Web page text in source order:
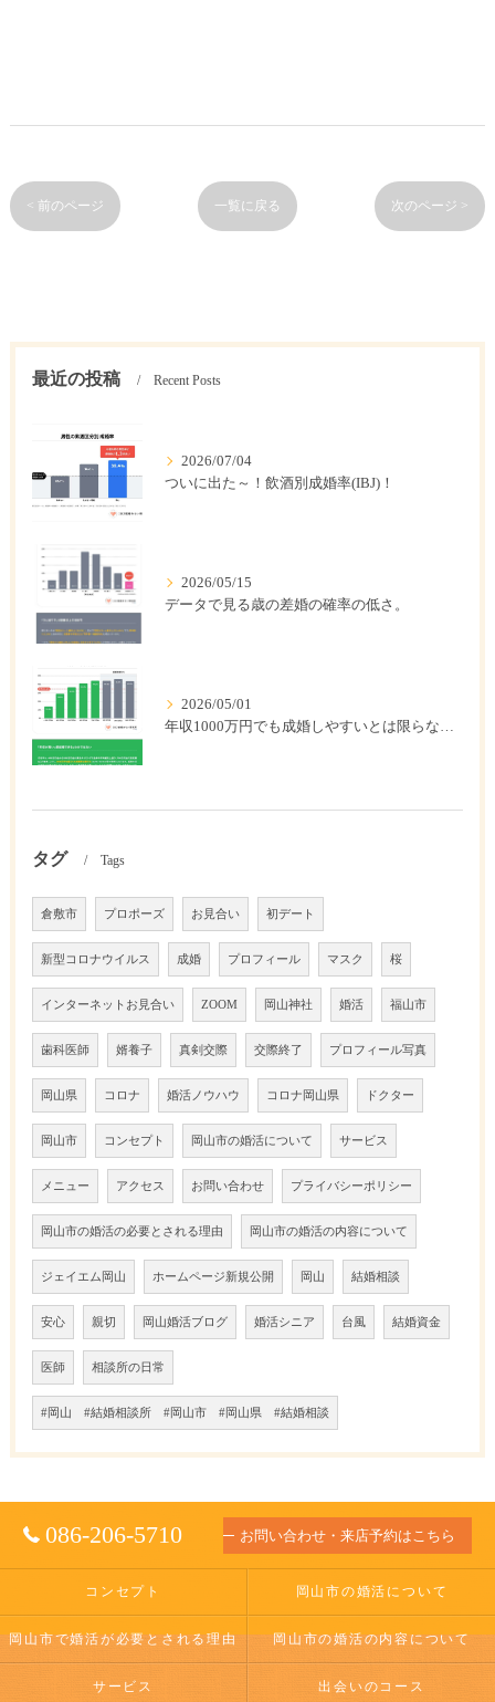
< 前のページ 一覧に戻る 次のページ >
最近の投稿 Recent Posts
2026/07/04
ついに出た～！飲酒別成婚率(IBJ)！
2026/05/15
データで見る歳の差婚の確率の低さ。
2026/05/01
年収1000万円でも成婚しやすいとは限らない? 「年収帯別の成婚率」のリアル
タグ Tags
倉敷市 プロポーズ お見合い 初デート
新型コロナウイルス 成婚 プロフィール マスク 桜
インターネットお見合い ZOOM 岡山神社 婚活 福山市
歯科医師 婿養子 真剣交際 交際終了 プロフィール写真
岡山県 コロナ 婚活ノウハウ コロナ岡山県 ドクター
岡山市 コンセプト 岡山市の婚活について サービス
メニュー アクセス お問い合わせ プライバシーポリシー
岡山市の婚活の必要とされる理由 岡山市の婚活の内容について
ジェイエム岡山 ホームページ新規公開 岡山 結婚相談
安心 親切 岡山婚活ブログ 婚活シニア 台風 結婚資金
医師 相談所の日常
#岡山 #結婚相談所 #岡山市 #岡山県 #結婚相談
086-206-5710 お問い合わせ・来店予約はこちら
コンセプト 岡山市の婚活について
岡山市で婚活が必要とされる理由 岡山市の婚活の内容について
サービス 出会いのコース